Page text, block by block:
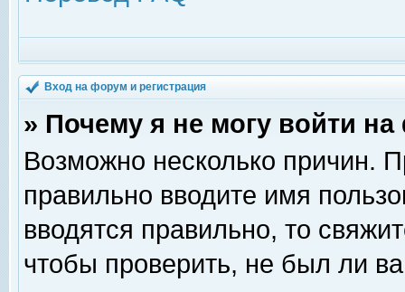
Вход на форум и регистрация
» Почему я не могу войти
Возможно несколько причин.
правильно вводите имя
вводятся правильно, то
чтобы проверить, не был ли